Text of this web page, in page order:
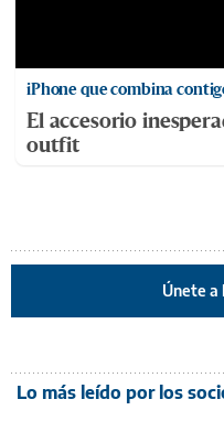
iPhone que combina
El accesorio
outfit
Únete a
Lo más leído por los